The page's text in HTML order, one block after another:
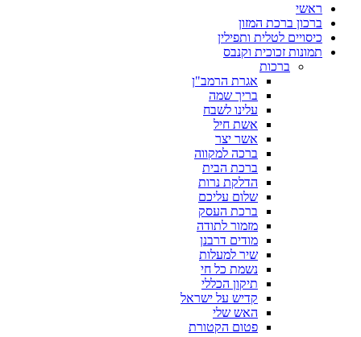
ראשי
ברכון ברכת המזון
כיסויים לטלית ותפילין
תמונות זכוכית וקנבס
ברכות
אגרת הרמב"ן
בריך שמה
עלינו לשבח
אשת חיל
אשר יצר
ברכה למקווה
ברכת הבית
הדלקת נרות
שלום עליכם
ברכת העסק
מזמור לתודה
מודים דרבנן
שיר למעלות
נשמת כל חי
תיקון הכללי
קדיש על ישראל
האש שלי
פטום הקטורת